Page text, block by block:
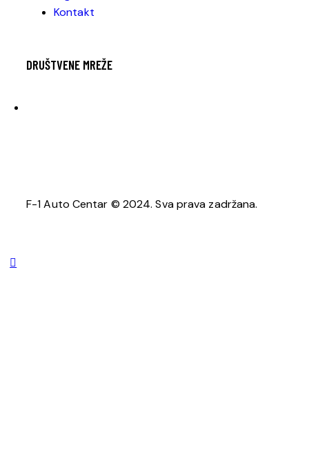
Kontakt
DRUŠTVENE MREŽE
F-1 Auto Centar © 2024. Sva prava zadržana.